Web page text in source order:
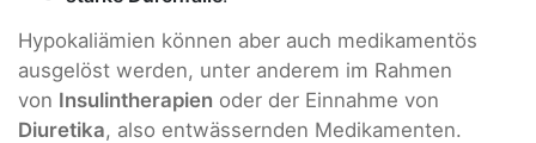
Hypokaliämien können aber auch medikamentös
ausgelöst werden, unter anderem im Rahmen
von Insulintherapien oder der Einnahme von
Diuretika, also entwässernden Medikamenten.